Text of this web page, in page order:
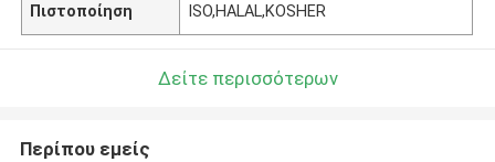
Πιστοποίηση ISO,HALAL,KOSHER
Δείτε περισσότερων
Περίπου εμείς